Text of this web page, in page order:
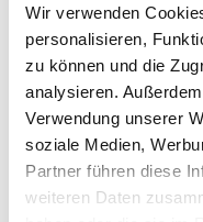
Wir verwenden
personalisieren,
zu können und die
analysieren.
Verwendung unserer
soziale Medien,
Partner führen diese
weiteren Daten
Telefon: +49 (0)
info@attas.de